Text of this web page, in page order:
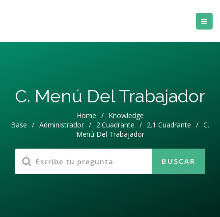
C. Menú Del Trabajador
Home /
Knowledge
Base / Administrador / 2.Cuadrante / 2.1 Cuadrante / C.
Menú Del Trabajador